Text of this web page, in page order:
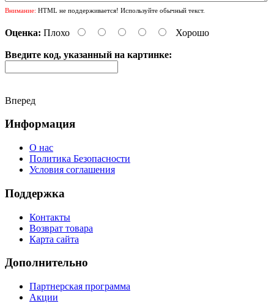
Внимание: HTML не поддерживается! Используйте обычный текст.
Оценка: Плохо Хорошо
Введите код, указанный на картинке:
Вперед
Информация
О нас
Политика Безопасности
Условия соглашения
Поддержка
Контакты
Возврат товара
Карта сайта
Дополнительно
Партнерская программа
Акции